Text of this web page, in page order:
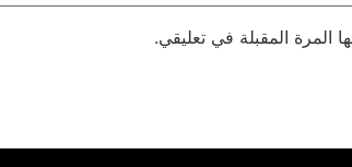
المرة المقبلة في تعليقي.